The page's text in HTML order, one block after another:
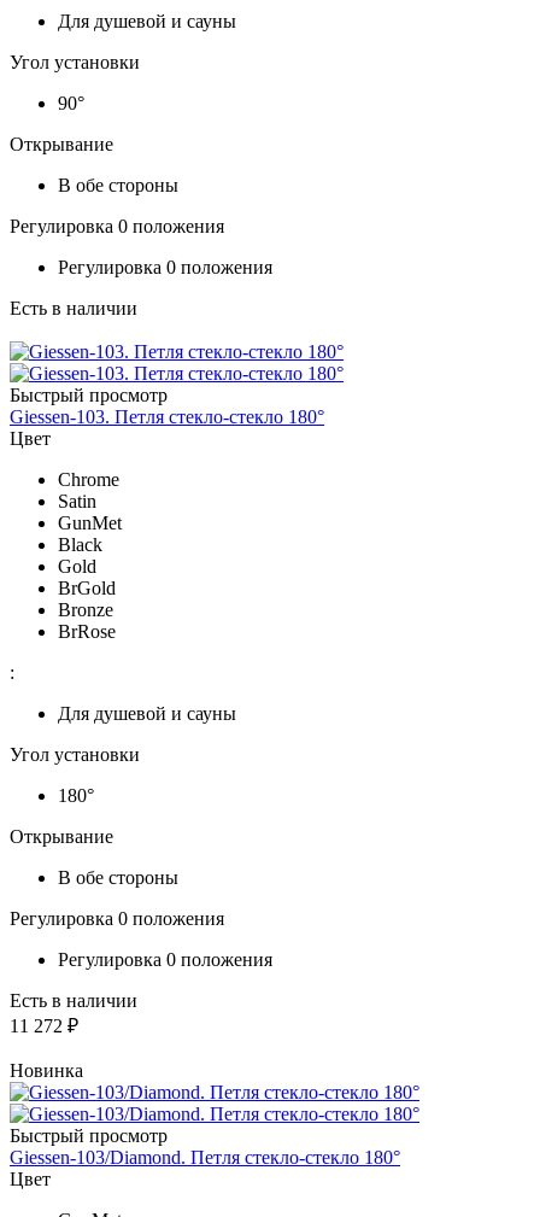
Для душевой и сауны
Угол установки
90°
Открывание
В обе стороны
Регулировка 0 положения
Регулировка 0 положения
Есть в наличии
Быстрый просмотр
Giessen-103. Петля стекло-стекло 180°
Цвет
Chrome
Satin
GunMet
Black
Gold
BrGold
Bronze
BrRose
:
Для душевой и сауны
Угол установки
180°
Открывание
В обе стороны
Регулировка 0 положения
Регулировка 0 положения
Есть в наличии
11 272 ₽
Новинка
Быстрый просмотр
Giessen-103/Diamond. Петля стекло-стекло 180°
Цвет